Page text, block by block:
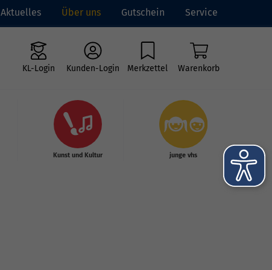
Aktuelles Über uns Gutschein Service
KL-Login Kunden-Login Merkzettel Warenkorb
Kunst und Kultur junge vhs